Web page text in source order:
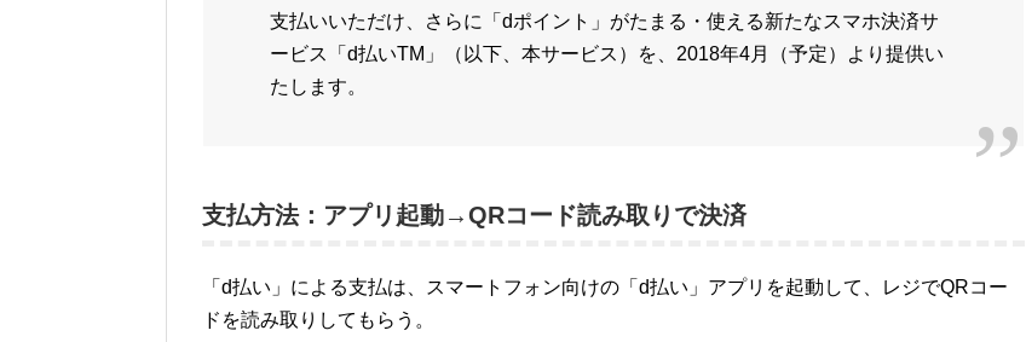
支払いいただけ、さらに「dポイント」がたまる・使える新たなスマホ決済サ
ービス「d払いTM」（以下、本サービス）を、2018年4月（予定）より提供い
たします。
支払方法：アプリ起動→QRコード読み取りで決済
「d払い」による支払は、スマートフォン向けの「d払い」アプリを起動して、レジでQRコー
ドを読み取りしてもらう。